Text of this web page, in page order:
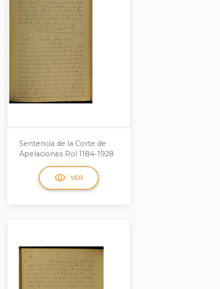
Sentencia de la Corte de
Apelaciones Rol 1184-1928
visibility VER